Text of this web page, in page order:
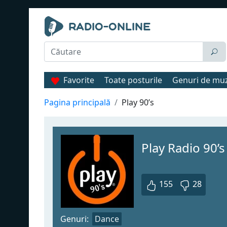
Favorite Toate posturile Genuri de
Pagina principală
Play 90’s
Play Radio 90’s
155 28
Genuri: Dance